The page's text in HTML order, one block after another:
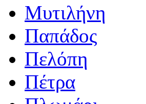
Μυτιλήνη
Παπάδος
Πελόπη
Πέτρα